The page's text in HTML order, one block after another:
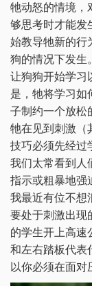
牠动怒的情境，
够思考时才能发
始教导牠新的行
狗的情况下发生
让狗狗开始学习
是，牠将学习如
子制约一个放松
牠在见到刺激（
技巧必须先经过
我们太常看到人
指示或粗暴地强
我最近有位不想
要处于刺激出现
的学生开上高速
和左右踏板代表
以你必须在面